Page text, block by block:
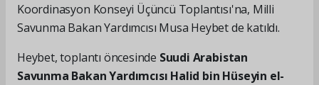
Koordinasyon Konseyi Üçüncü Toplantısı'na, Milli
Savunma Bakan Yardımcısı Musa Heybet de katıldı.
Heybet, toplantı öncesinde Suudi Arabistan
Savunma Bakan Yardımcısı Halid bin Hüseyin el-